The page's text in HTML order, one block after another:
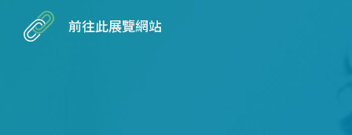
前往此展覽網站